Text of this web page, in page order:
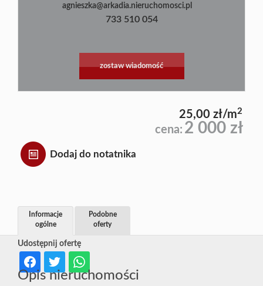
agnieszka@arkadia.nieruchomosci.pl
733 510 054
zostaw wiadomość
25,00 zł/m2
cena: 2 000 zł
Dodaj do notatnika
Udostępnij ofertę
Informacje
ogólne
Podobne
oferty
Opis nieruchomości